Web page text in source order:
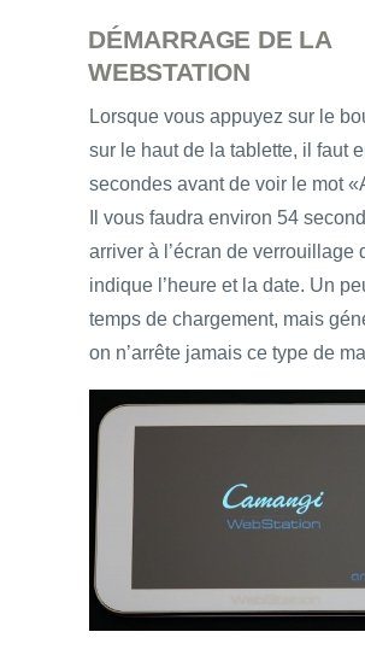
DÉMARRAGE DE LA
WEBSTATION
Lorsque vous appuyez sur le
sur le haut de la tablette, il faut
secondes avant de voir le mot
Il vous faudra environ 54
arriver à l’écran de verrouillage
indique l’heure et la date. Un
temps de chargement, mais
on n’arrête jamais ce type de